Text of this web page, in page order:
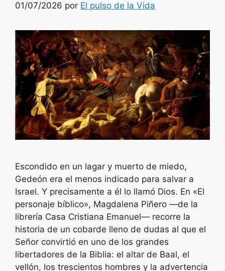
01/07/2026 por El pulso de la Vida
Escondido en un lagar y muerto de miedo,
Gedeón era el menos indicado para salvar a
Israel. Y precisamente a él lo llamó Dios. En «El
personaje bíblico», Magdalena Piñero —de la
librería Casa Cristiana Emanuel— recorre la
historia de un cobarde lleno de dudas al que el
Señor convirtió en uno de los grandes
libertadores de la Biblia: el altar de Baal, el
vellón, los trescientos hombres y la advertencia